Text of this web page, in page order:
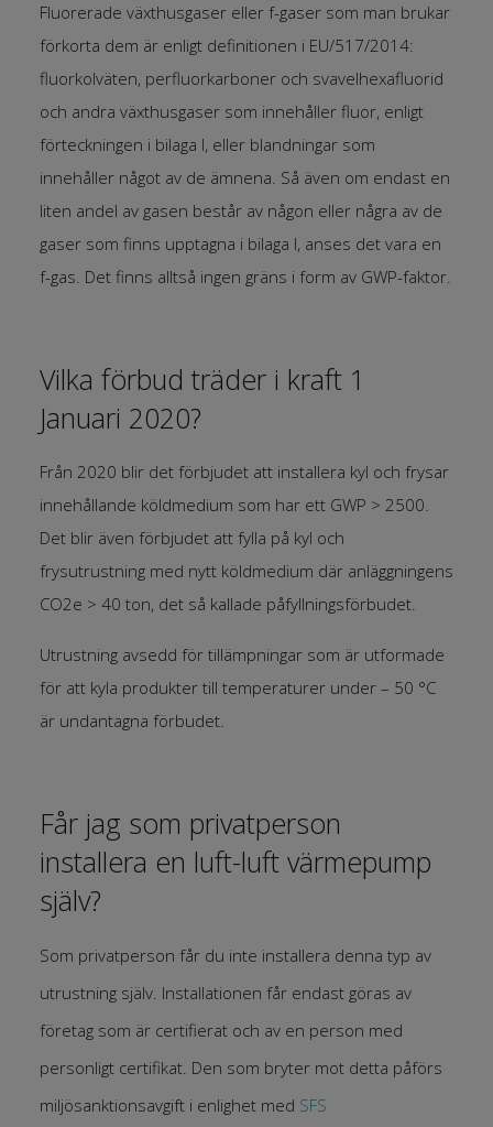
Fluorerade växthusgaser eller f-gaser som man brukar
förkorta dem är enligt definitionen i EU/517/2014:
fluorkolväten, perfluorkarboner och svavelhexafluorid
och andra växthusgaser som innehåller fluor, enligt
förteckningen i bilaga I, eller blandningar som
innehåller något av de ämnena. Så även om endast en
liten andel av gasen består av någon eller några av de
gaser som finns upptagna i bilaga I, anses det vara en
f-gas. Det finns alltså ingen gräns i form av GWP-faktor.
Vilka förbud träder i kraft 1
Januari 2020?
Från 2020 blir det förbjudet att installera kyl och frysar
innehållande köldmedium som har ett GWP > 2500.
Det blir även förbjudet att fylla på kyl och
frysutrustning med nytt köldmedium där anläggningens
CO2e > 40 ton, det så kallade påfyllningsförbudet.
Utrustning avsedd för tillämpningar som är utformade
för att kyla produkter till temperaturer under – 50 °C
är undantagna förbudet.
Får jag som privatperson
installera en luft-luft värmepump
själv?
Som privatperson får du inte installera denna typ av
utrustning själv. Installationen får endast göras av
företag som är certifierat och av en person med
personligt certifikat. Den som bryter mot detta påförs
miljösanktionsavgift i enlighet med SFS